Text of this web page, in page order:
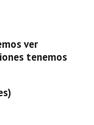
ver
tenemos